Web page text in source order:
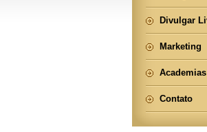
Divulgar
Marketing
Academias
Contato